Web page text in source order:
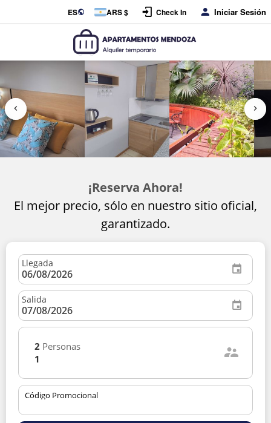
ES ARS $ Check In Iniciar Sesión
¡Reserva Ahora!
El mejor precio, sólo en nuestro sitio oficial,
garantizado.
Llegada
Salida
2 Personas
1
Código Promocional